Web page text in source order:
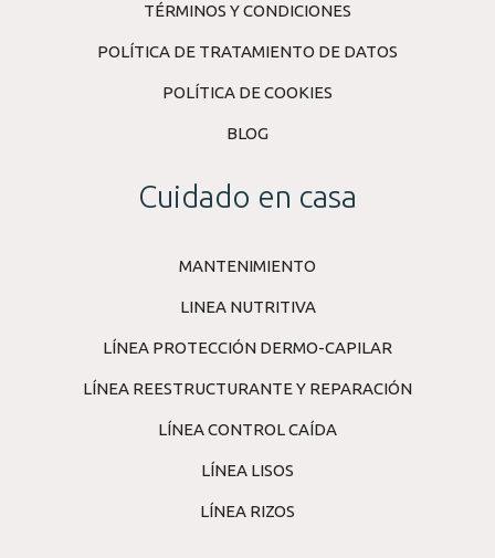
TÉRMINOS Y CONDICIONES
POLÍTICA DE TRATAMIENTO DE DATOS
POLÍTICA DE COOKIES
BLOG
Cuidado en casa
MANTENIMIENTO
LINEA NUTRITIVA
LÍNEA PROTECCIÓN DERMO-CAPILAR
LÍNEA REESTRUCTURANTE Y REPARACIÓN
LÍNEA CONTROL CAÍDA
LÍNEA LISOS
LÍNEA RIZOS